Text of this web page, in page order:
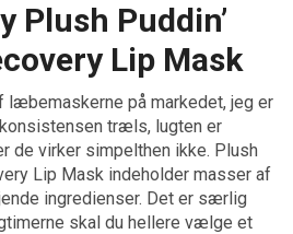
Plush Puddin’
Lip Mask
læbemaskerne på markedet, jeg er
træls, lugten er
de virker simpelthen ikke. Plush
Lip Mask indeholder masser af
ingredienser. Det er særlig
skal du hellere vælge et